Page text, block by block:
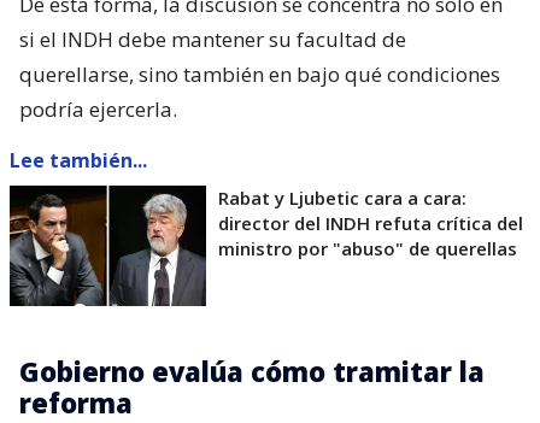
si el INDH debe mantener su facultad de
querellarse, sino también en bajo qué condiciones
podría ejercerla.
Lee también...
Rabat y Ljubetic cara a cara:
director del INDH refuta crítica del
ministro por "abuso" de querellas
Gobierno evalúa cómo tramitar la
reforma